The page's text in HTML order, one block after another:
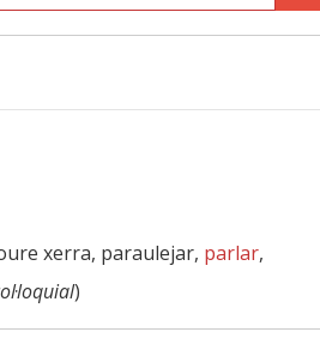
xerra, paraulejar, parlar,
)